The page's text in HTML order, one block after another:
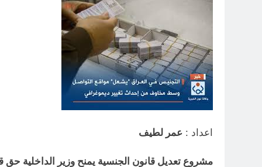
اعداد : عمر لطيف
مشروع تعديل قانون الجنسية يمنح وزير الداخلية